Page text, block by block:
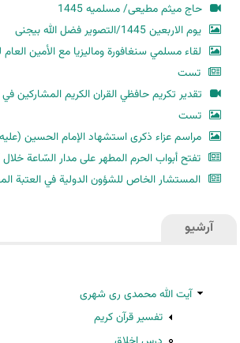
حاج میثم مطیعی/ مسلمیه 1445
یوم الاربعین 1445/التصویر فضل الله بیجنی
لقاء مسلمي سنغافورة وماليزيا مع الأمين العام
تست
تقدير تكريم حافظي القران الكريم المشاركين
تست
مراسم عزاء ذكرى استشهاد الإمام الحسين
تفتح أبواب الحرم المطهر على مدار السّاعة خلال
المستشار الخاص للشؤون الدولية في العتبة
آرشیو
آیت الله محمدی ری شهری
تفسیر قرآن کریم